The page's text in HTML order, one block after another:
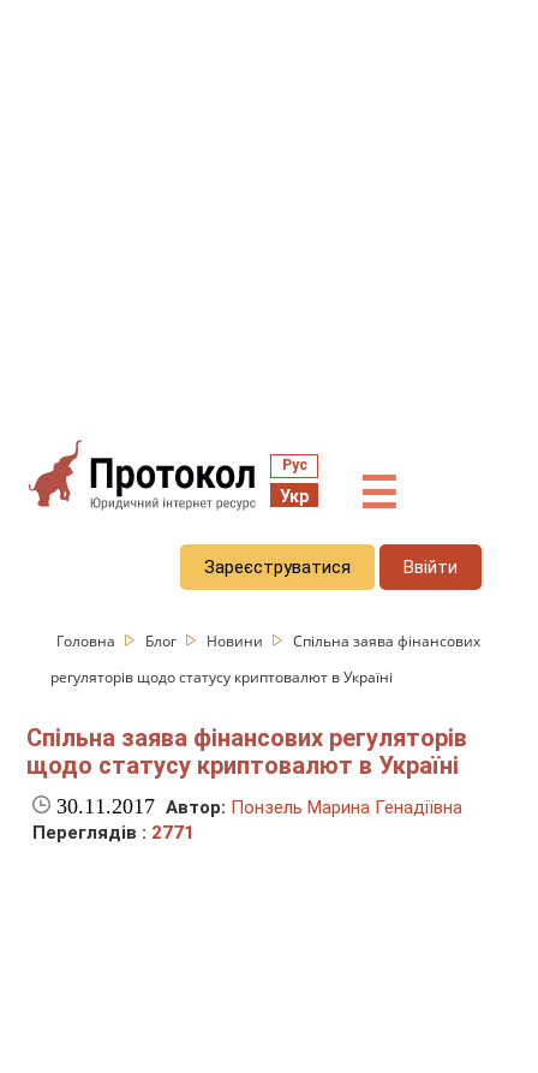
Рус
Укр ☰
Зареєструватися Ввійти
Головна Блог Новини
Спільна заява фінансових
регуляторів щодо статусу криптовалют в Україні
Спільна заява фінансових регуляторів
щодо статусу криптовалют в Україні
30.11.2017 Автор: Понзель Марина Генадіївна
Переглядів : 2771